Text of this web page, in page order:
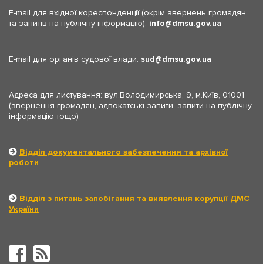
E-mail для вхідної кореспонденції (окрім звернень громадян
та запитів на публічну інформацію): info dmsu.gov.ua
E-mail для органів судової влади: sud dmsu.gov.ua
Адреса для листування: вул.Володимирська, 9, м.Київ, 01001
(звернення громадян, адвокатські запити, запити на публічну
інформацію тощо)
Відділ документального забезпечення та архівної
роботи
Відділ з питань запобігання та виявлення корупції ДМС
України